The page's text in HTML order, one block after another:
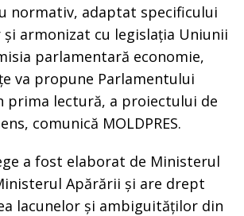
normativ, adaptat specificului
armonizat cu legislația Uniunii
parlamentară economie,
va propune Parlamentului
prima lectură, a proiectului de
comunică MOLDPRES.
a fost elaborat de Ministerul
Apărării și are drept
lacunelor și ambiguităților din